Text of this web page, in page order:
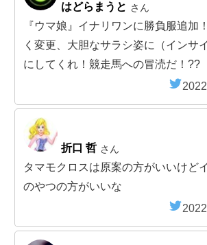
はどらまうと さん
『ウマ娘』イナリワンに勝負服追加
く変更、大胆なサラシ姿に（インサ
にしてくれ！競走馬への冒涜だ！??
折口 哲 さん
タマモクロスは原案の方がいいけど
のやつの方がいいな